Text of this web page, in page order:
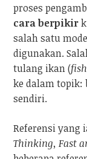
proses
cara berpikir
salah satu
digunakan.
tulang ikan (
ke dalam
sendiri.
Referensi yang
Thinking, Fast